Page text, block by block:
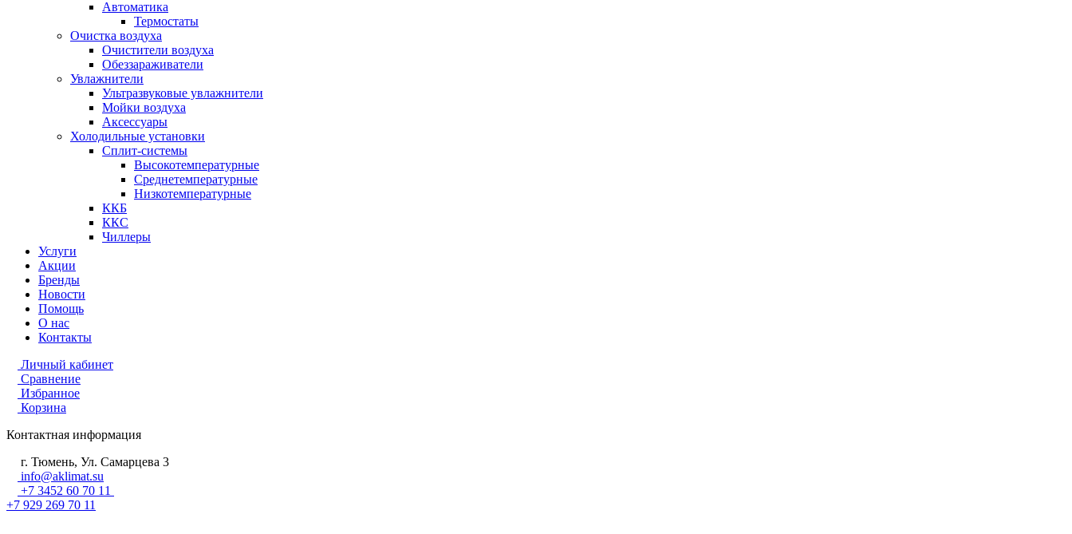
Автоматика
Термостаты
Очистка воздуха
Очистители воздуха
Обеззараживатели
Увлажнители
Ультразвуковые увлажнители
Мойки воздуха
Аксессуары
Холодильные установки
Сплит-системы
Высокотемпературные
Среднетемпературные
Низкотемпературные
ККБ
ККС
Чиллеры
Услуги
Акции
Бренды
Новости
Помощь
О нас
Контакты
Личный кабинет
Сравнение
Избранное
Корзина
Контактная информация
г. Тюмень, Ул. Самарцева 3
info@aklimat.su
+7 3452 60 70 11
+7 929 269 70 11